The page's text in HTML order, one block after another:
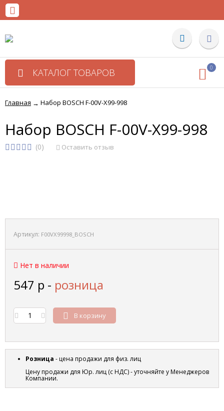
КАТАЛОГ ТОВАРОВ 0
Главная → Набор BOSCH F-00V-X99-998
Набор BOSCH F-00V-X99-998
(0) Оставить отзыв
Артикул: F00VX99998_BOSCH
Нет в наличии
547 р - розница
В корзину
Розница - цена продажи для физ. лиц
Цену продажи для Юр. лиц (с НДС) - уточняйте у Менеджеров
Компании.